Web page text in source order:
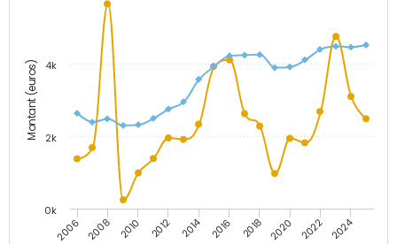
Montant (euros)
2006 2008 2010 2012 2014 2016 2018 2020 2022 2024
0k
2k
4k